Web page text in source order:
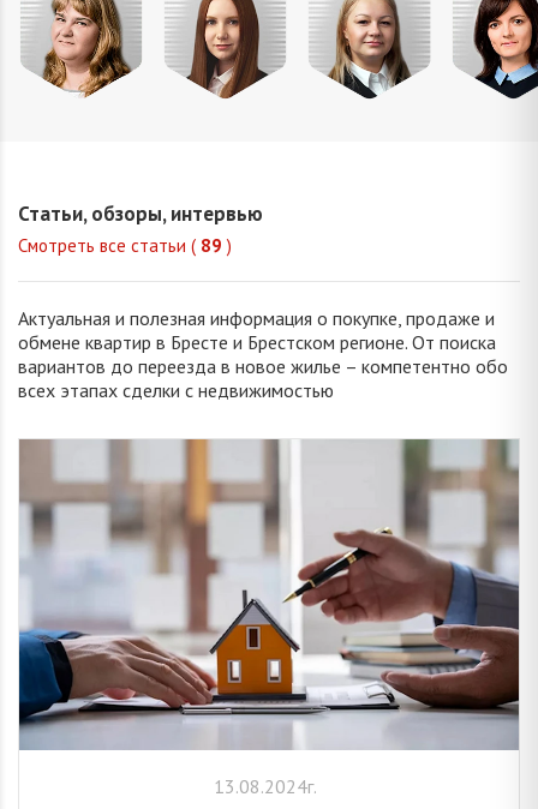
Статьи, обзоры, интервью
Смотреть все статьи ( 89 )
Актуальная и полезная информация о покупке, продаже и
обмене квартир в Бресте и Брестском регионе. От поиска
вариантов до переезда в новое жилье – компетентно обо
всех этапах сделки с недвижимостью
13.08.2024г.